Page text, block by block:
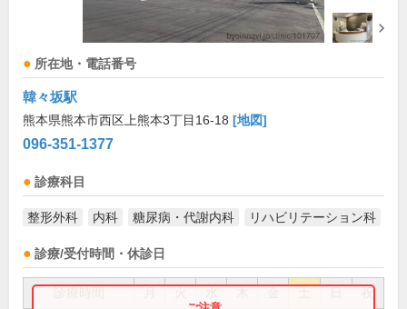
所在地・電話番号
韓々坂駅
熊本県熊本市西区上熊本3丁目16-18 [地図]
096-351-1377
診療科目
整形外科 内科 糖尿病・代謝内科 リハビリテーション科
診療/受付時間・休診日
祝